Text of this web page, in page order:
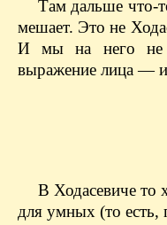
Там дальше что-
мешает. Это не
И мы на него не
выражение лица —
В Ходасевиче
для умных (то есть,